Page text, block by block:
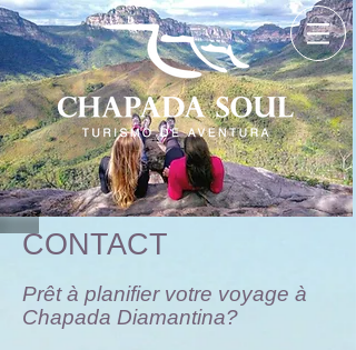
CONTACT
Prêt à planifier votre voyage à
Chapada Diamantina?